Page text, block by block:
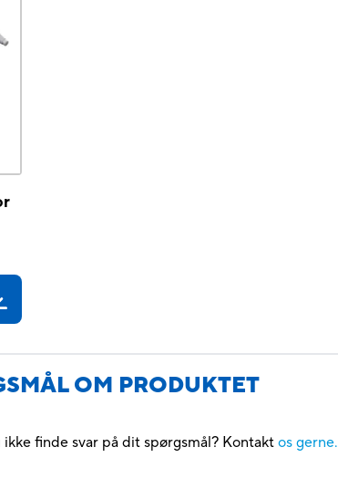
OM PRODUKTET
finde svar på dit spørgsmål? Kontaktos gerne.